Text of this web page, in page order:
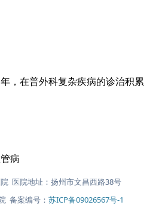
在普外科复杂疾病的诊治积累
病
医院地址：扬州市文昌西路38号
备案编号： 苏ICP备09026567号-1